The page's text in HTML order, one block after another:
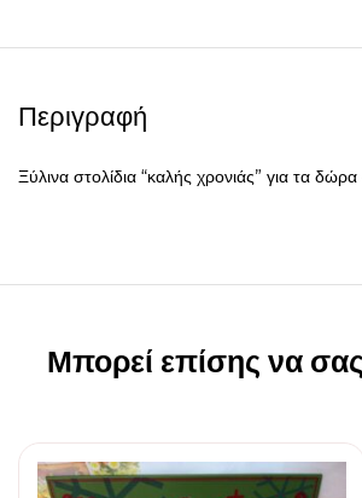
Περιγραφή
Ξύλινα στολίδια “καλής χρονιάς” για τα
Μπορεί επίσης να